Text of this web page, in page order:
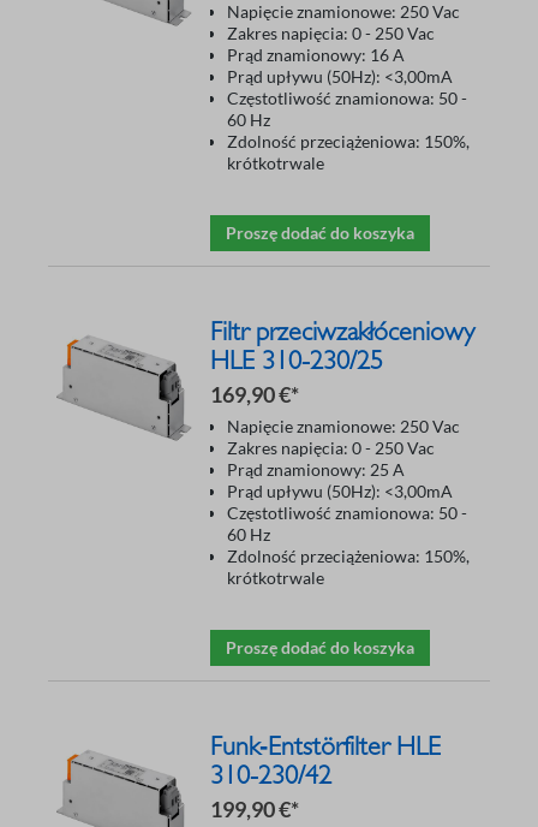
Napięcie znamionowe: 250 Vac
Zakres napięcia: 0 - 250 Vac
Prąd znamionowy: 16 A
Prąd upływu (50Hz): <3,00mA
Częstotliwość znamionowa: 50 -
60 Hz
Zdolność przeciążeniowa: 150%,
krótkotrwale
Proszę dodać do koszyka
Filtr przeciwzakłóceniowy
HLE 310-230/25
169,90 €*
Napięcie znamionowe: 250 Vac
Zakres napięcia: 0 - 250 Vac
Prąd znamionowy: 25 A
Prąd upływu (50Hz): <3,00mA
Częstotliwość znamionowa: 50 -
60 Hz
Zdolność przeciążeniowa: 150%,
krótkotrwale
Proszę dodać do koszyka
Funk‑Entstörfilter HLE
310-230/42
199,90 €*